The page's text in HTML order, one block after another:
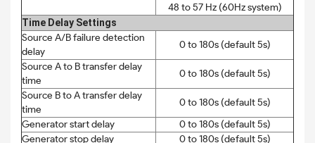
48 to 57 Hz (60Hz system)
Time Delay Settings
Source A/B failure detection
delay
0 to 180s (default 5s)
Source A to B transfer delay
time
0 to 180s (default 5s)
Source B to A transfer delay
time
0 to 180s (default 5s)
Generator start delay
0 to 180s (default 5s)
Generator stop delay
0 to 180s (default 5s)